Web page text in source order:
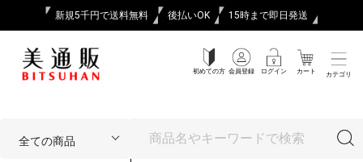
新規5千円で送料無料 後払いOK 15時まで即日発送
初めての方 会員登録 ログイン カート カテゴリ